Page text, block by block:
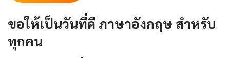
ขอให้เป็นวันที่ดี ภาษาอังกฤษ สำหรับ
ทุกคน